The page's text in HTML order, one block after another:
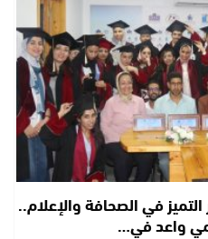
في الصحافة والإعلام..
واعد في…